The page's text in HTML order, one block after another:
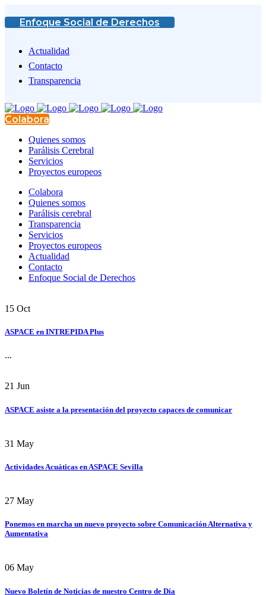
Enfoque Social de Derechos
Actualidad
Contacto
Transparencia
Colabora
Quienes somos
Parálisis Cerebral
Servicios
Proyectos europeos
Colabora
Quienes somos
Parálisis cerebral
Transparencia
Servicios
Proyectos europeos
Actualidad
Contacto
Enfoque Social de Derechos
15 Oct
ASPACE en INTREPIDA Plus
...
21 Jun
ASPACE asiste a la presentación del proyecto capaces de comunicar
31 May
Actividades Acuáticas en ASPACE Sevilla
27 May
Ponemos en marcha un nuevo proyecto sobre Comunicación Alternativa y
Aumentativa
06 May
Nuevo Boletín de Noticias de nuestro Centro de Día